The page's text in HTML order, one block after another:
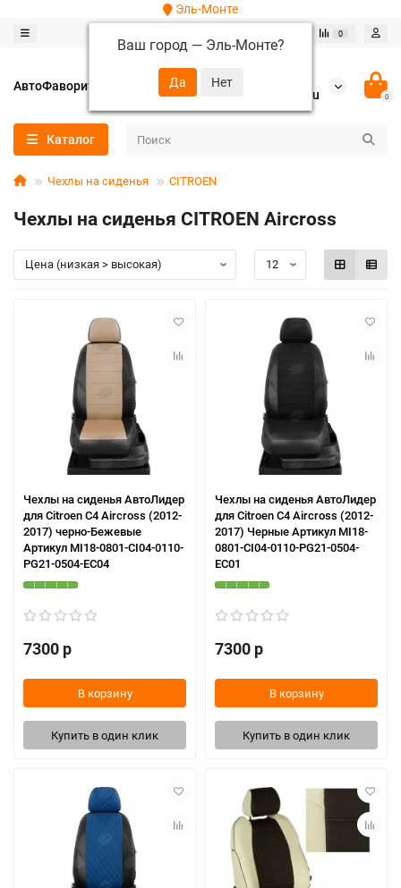
Эль-Монте
Ваш город — Эль-Монте?
0
АвтоФаворит
+7 (952) 288-64-62
autofavorit-spb@yandex.ru
0
Каталог
Чехлы на сиденья CITROEN
Чехлы на сиденья CITROEN Aircross
Чехлы на сиденья АвтоЛидер
для Citroen C4 Aircross (2012-
2017) черно-Бежевые
Артикул MI18-0801-CI04-0110-
PG21-0504-EC04
7300 р
В корзину
Купить в один клик
Чехлы на сиденья АвтоЛидер
для Citroen C4 Aircross (2012-
2017) Черные Артикул MI18-
0801-CI04-0110-PG21-0504-
EC01
7300 р
В корзину
Купить в один клик